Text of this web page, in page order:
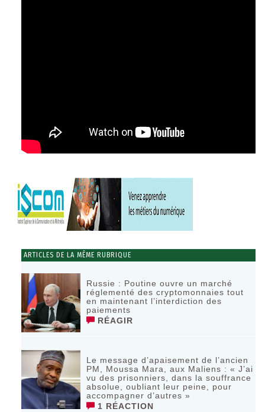
ARTICLES DE LA MÊME RUBRIQUE
Russie : Poutine ouvre un marché
réglementé des cryptomonnaies tout
en maintenant l’interdiction des
paiements
RÉAGIR
Le message d’apaisement de l’ancien
PM, Moussa Mara, aux Maliens : « J’ai
vu des prisonniers, dans la souffrance
absolue, oubliant leur peine, pour
accompagner d’autres »
1 RÉACTION